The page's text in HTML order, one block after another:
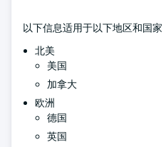
以下信息适用于以下地区和国家
北美
美国
加拿大
欧洲
德国
英国